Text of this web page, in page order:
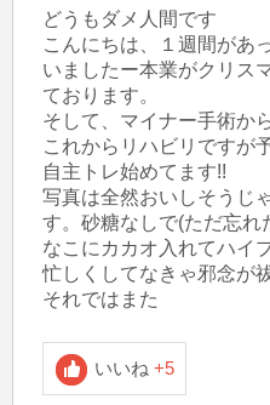
どうもダメ人間です
こんにちは、１週間があ
いましたー本業がクリス
ております。
そして、マイナー手術か
これからリハビリですが
自主トレ始めてます!!
写真は全然おいしそうじ
す。砂糖なしで(ただ忘れ
なこにカカオ入れてハイ
忙しくしてなきゃ邪念が
それではまた
いいね +5